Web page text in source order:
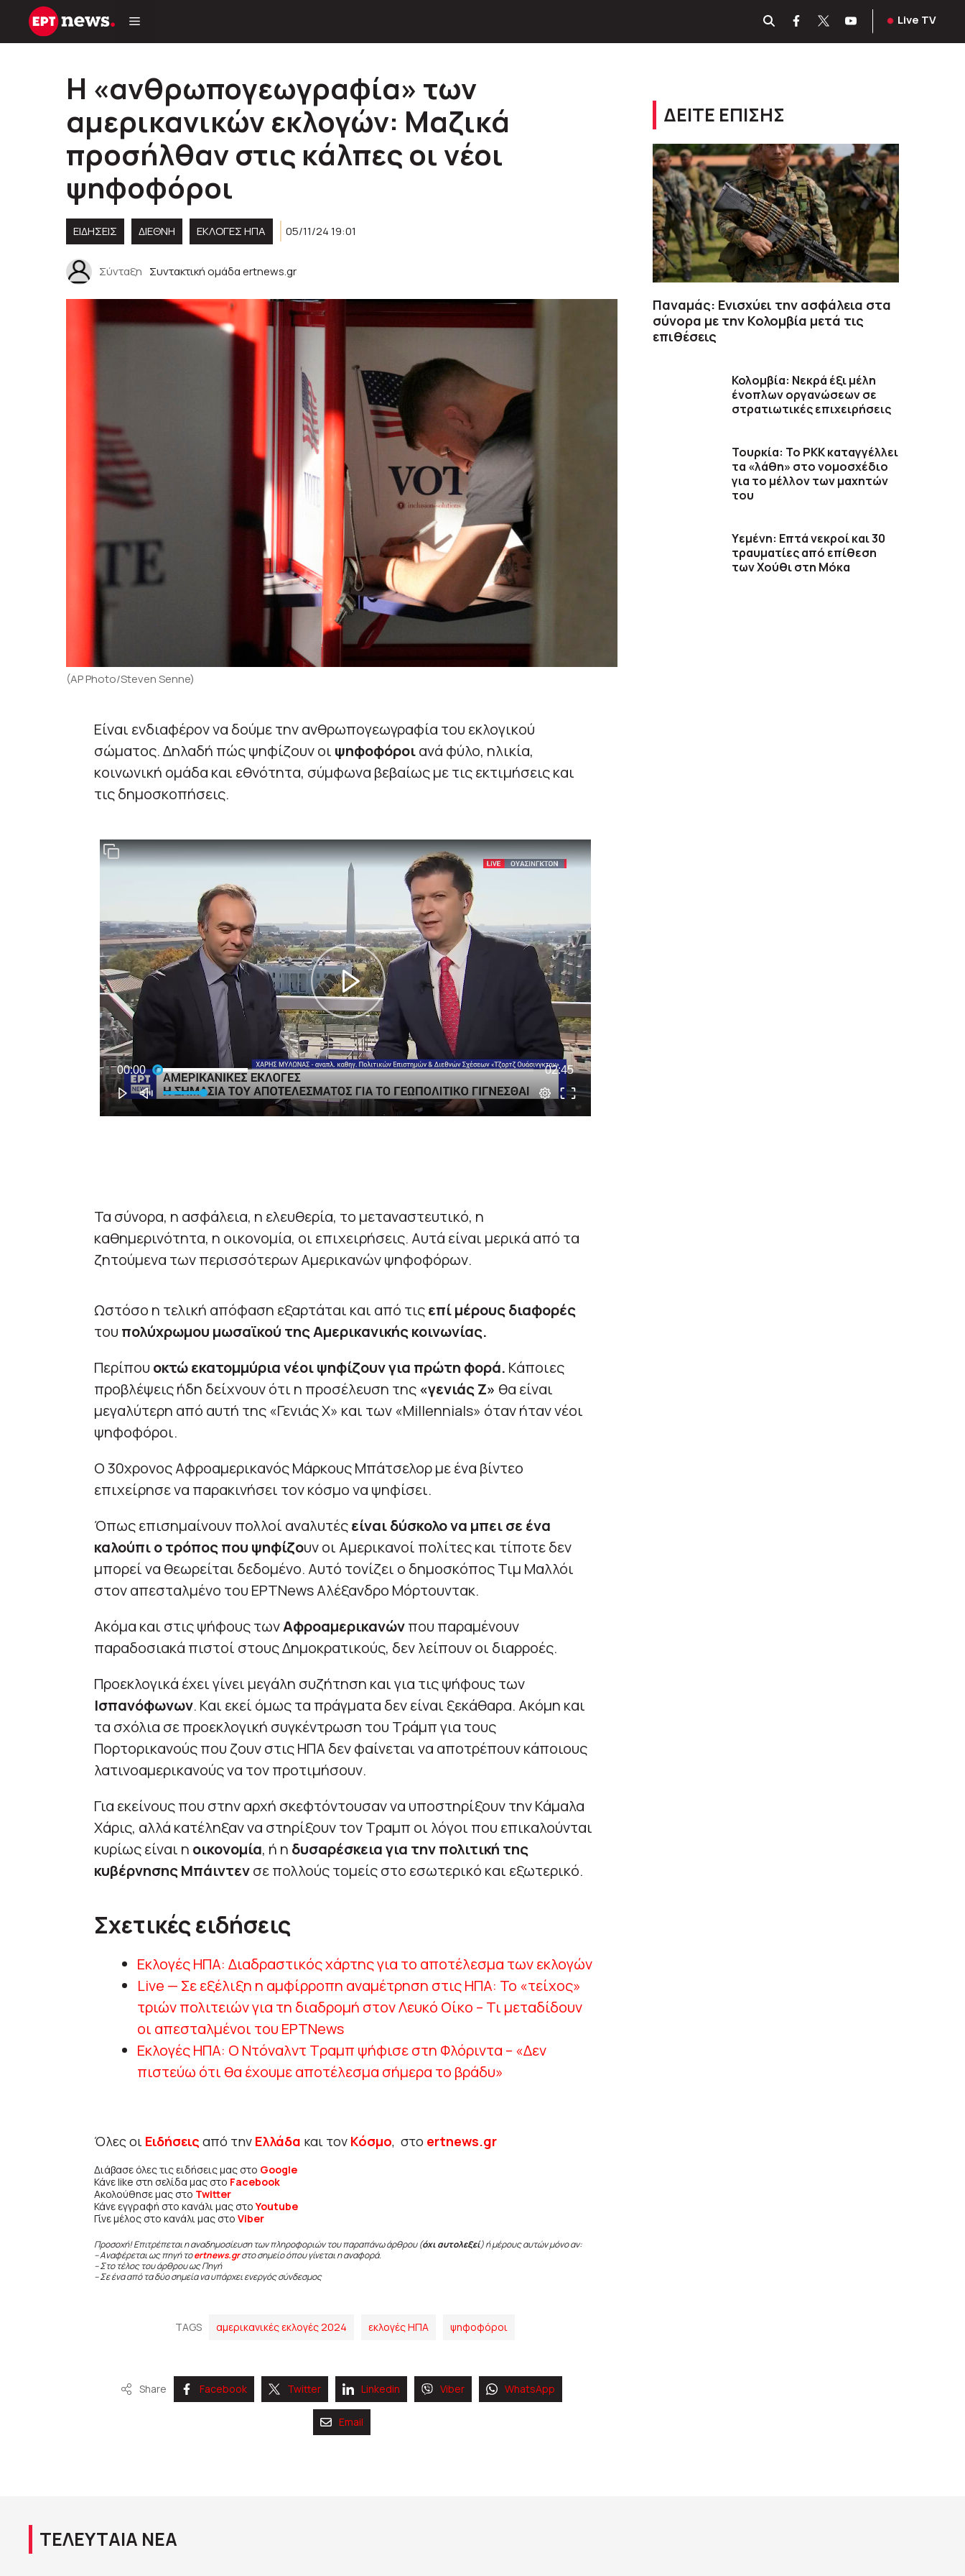
Μετάβαση
Live TV
Η «ανθρωπογεωγραφία» των
αμερικανικών εκλογών: Μαζικά
προσήλθαν στις κάλπες οι νέοι
ψηφοφόροι
ΕΙΔΗΣΕΙΣ ΔΙΕΘΝΗ ΕΚΛΟΓΈΣ ΗΠΑ 05/11/24 19:01
Σύνταξη Συντακτική ομάδα ertnews.gr
(AP Photo/Steven Senne)
Είναι ενδιαφέρον να δούμε την ανθρωπογεωγραφία του εκλογικού
σώματος. Δηλαδή πώς ψηφίζουν οι ψηφοφόροιανά φύλο, ηλικία,
κοινωνική ομάδα και εθνότητα, σύμφωνα βεβαίως με τις εκτιμήσεις και
τις δημοσκοπήσεις.
Τα σύνορα, η ασφάλεια, η ελευθερία, το μεταναστευτικό, η
καθημερινότητα, η οικονομία, οι επιχειρήσεις. Αυτά είναι μερικά από τα
ζητούμενα των περισσότερων Αμερικανών ψηφοφόρων.
Ωστόσο η τελική απόφαση εξαρτάται και από τιςεπί μέρους διαφορές
του πολύχρωμου μωσαϊκού της Αμερικανικής κοινωνίας.
Περίπου οκτώ εκατομμύρια νέοι ψηφίζουν για πρώτη φορά. Κάποιες
προβλέψεις ήδη δείχνουν ότι η προσέλευση της«γενιάς Ζ» θα είναι
μεγαλύτερη από αυτή της «Γενιάς X» και των «Millennials» όταν ήταν νέοι
ψηφοφόροι.
Ο 30χρονος Αφροαμερικανός Μάρκους Μπάτσελορ με ένα βίντεο
επιχείρησε να παρακινήσει τον κόσμο να ψηφίσει.
Όπως επισημαίνουν πολλοί αναλυτέςείναι δύσκολο να μπει σε ένα
καλούπι ο τρόπος που ψηφίζουν οι Αμερικανοί πολίτες και τίποτε δεν
μπορεί να θεωρείται δεδομένο. Αυτό τονίζει ο δημοσκόπος Τιμ Μαλλόι
στον απεσταλμένο του ΕΡΤNews Αλέξανδρο Μόρτουντακ.
Ακόμα και στις ψήφους τωνΑφροαμερικανώνπου παραμένουν
παραδοσιακά πιστοί στους Δημοκρατικούς, δεν λείπουν οι διαρροές.
Προεκλογικά έχει γίνει μεγάλη συζήτηση και για τις ψήφους των
Ισπανόφωνων. Και εκεί όμως τα πράγματα δεν είναι ξεκάθαρα. Ακόμη και
τα σχόλια σε προεκλογική συγκέντρωση του Τράμπ για τους
Πορτορικανούς που ζουν στις ΗΠΑ δεν φαίνεται να αποτρέπουν κάποιους
λατινοαμερικανούς να τον προτιμήσουν.
Για εκείνους που στην αρχή σκεφτόντουσαν να υποστηρίξουν την Κάμαλα
Χάρις, αλλά κατέληξαν να στηρίξουν τον Τραμπ οι λόγοι που επικαλούνται
κυρίως είναι η οικονομία, ή η δυσαρέσκεια για την πολιτική της
κυβέρνησης Μπάιντενσε πολλούς τομείς στο εσωτερικό και εξωτερικό.
Σχετικές ειδήσεις
Εκλογές ΗΠΑ: Διαδραστικός χάρτης για το αποτέλεσμα των εκλογών
Live — Σε εξέλιξη η αμφίρροπη αναμέτρηση στις ΗΠΑ: Το «τείχος»
τριών πολιτειών για τη διαδρομή στον Λευκό Οίκο – Τι μεταδίδουν
οι απεσταλμένοι του ΕΡΤΝews
Εκλογές ΗΠΑ: Ο Ντόναλντ Τραμπ ψήφισε στη Φλόριντα – «Δεν
πιστεύω ότι θα έχουμε αποτέλεσμα σήμερα το βράδυ»
Όλες οι Ειδήσεις από την Ελλάδα και τον Κόσμο, στο ertnews.gr
Διάβασε όλες τις ειδήσεις μας στο Google
Κάνε like στη σελίδα μας στο Facebook
Ακολούθησε μας στο Twitter
Κάνε εγγραφή στο κανάλι μας στοYoutube
Γίνε μέλος στο κανάλι μας στο Viber
Προσοχή! Επιτρέπεται η αναδημοσίευση των πληροφοριών του παραπάνω άρθρου (όχι αυτολεξεί) ή μέρους αυτών μόνο αν:
– Αναφέρεται ως πηγή τοertnews.gr στο σημείο όπου γίνεται η αναφορά.
– Στο τέλος του άρθρου ως Πηγή
– Σε ένα από τα δύο σημεία να υπάρχει ενεργός σύνδεσμος
TAGS αμερικανικές εκλογές 2024 εκλογές ΗΠΑ ψηφοφόροι
Share Facebook Twitter Linkedin Viber WhatsApp
Email
ΔΕΙΤΕ ΕΠΙΣΗΣ
Παναμάς: Ενισχύει την ασφάλεια στα
σύνορα με την Κολομβία μετά τις
επιθέσεις
Κολομβία: Νεκρά έξι μέλη
ένοπλων οργανώσεων σε
στρατιωτικές επιχειρήσεις
Τουρκία: Το PKK καταγγέλλει
τα «λάθη» στο νομοσχέδιο
για το μέλλον των μαχητών
του
Υεμένη: Επτά νεκροί και 30
τραυματίες από επίθεση
των Χούθι στη Μόκα
ΤΕΛΕΥΤΑΙΑ ΝΕΑ